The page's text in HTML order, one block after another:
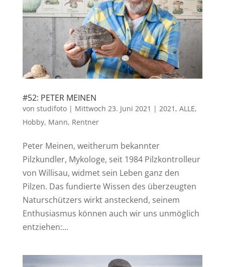
#52: PETER MEINEN
von studifoto| Mittwoch 23. Juni 2021 | 2021 , ALLE,
Hobby, Mann, Rentner
Peter Meinen, weitherum bekannter
Pilzkundler, Mykologe, seit 1984 Pilzkontrolleur
von Willisau, widmet sein Leben ganz den
Pilzen. Das fundierte Wissen des überzeugten
Naturschützers wirkt ansteckend, seinem
Enthusiasmus können auch wir uns unmöglich
entziehen:...